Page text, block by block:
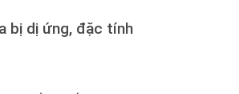
bị dị ứng, đặc tính